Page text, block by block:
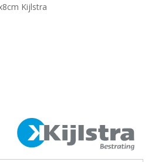
Kijlstra